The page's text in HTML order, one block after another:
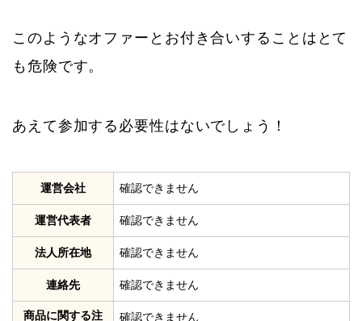
このようなオファーとお付き合いすることはとて
も危険です。
あえて参加する必要性はないでしょう！
運営会社 確認できません
運営代表者 確認できません
法人所在地 確認できません
連絡先 確認できません
商品に関する注
確認できません